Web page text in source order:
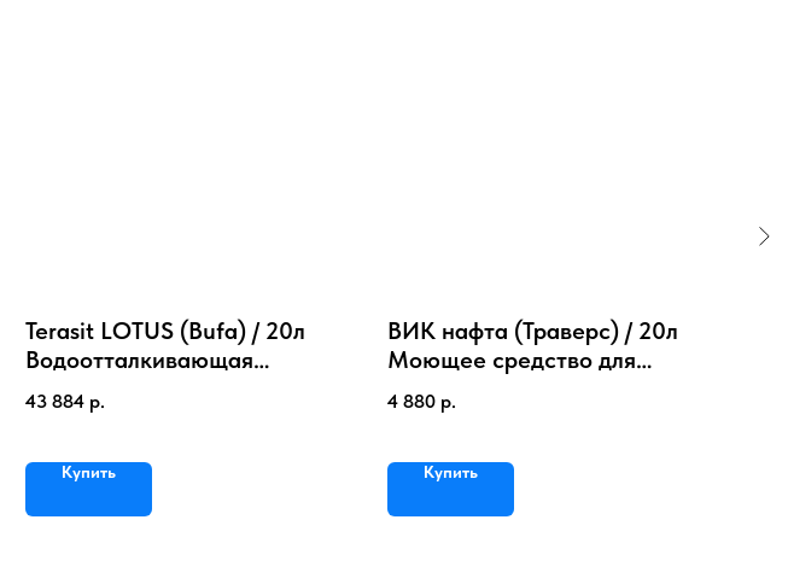
Terasit LOTUS (Bufa) / 20л
Водоотталкивающая
пропитка для текстиля
43 884 р.
Купить
ВИК нафта (Траверс) / 20л
Моющее средство для
удаления нефте-масляных
загрязнений
4 880 р.
Купить